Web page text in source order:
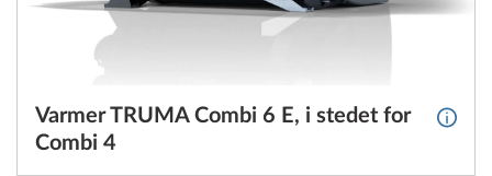
Varmer TRUMA Combi 6 E, i stedet for
Combi 4
Mer